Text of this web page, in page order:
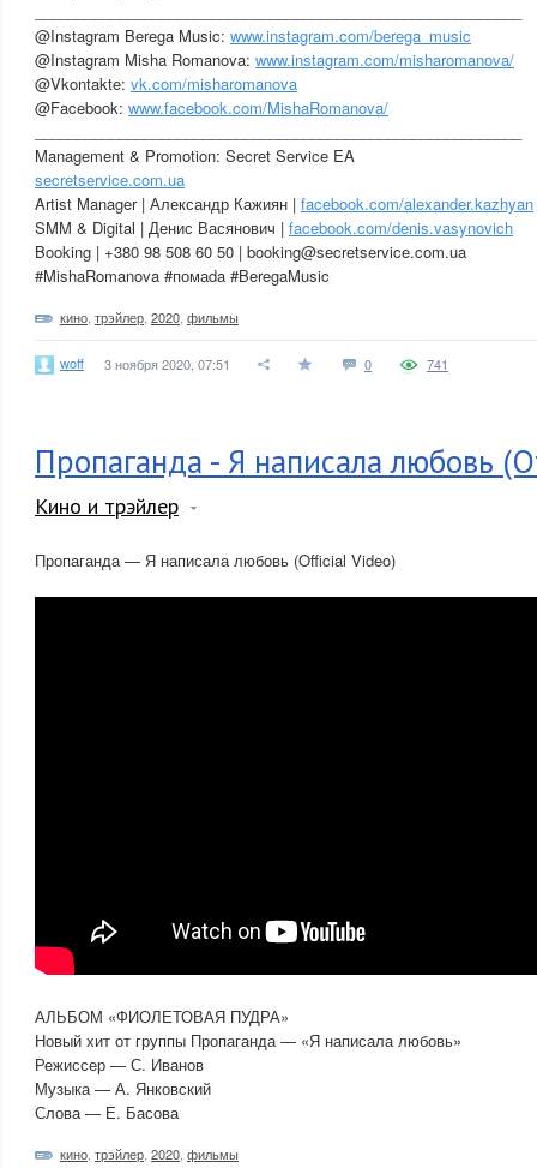
@Instagram Berega Music: www.instagram.com/berega_music
@Instagram Misha Romanova: www.instagram.com/misharomanova/
@Vkontakte: vk.com/misharomanova
@Facebook: www.facebook.com/MishaRomanova/
Management & Promotion: Secret Service EA
secretservice.com.ua
Artist Manager | Александр Кажиян | facebook.com/alexander.kazhyan
SMM & Digital | Денис Васянович | facebook.com/denis.vasynovich
Booking | +380 98 508 60 50 | booking@secretservice.com.ua
#MishaRomanova #помаda #BeregaMusic
кино трэйлер 2020 фильмы
woff 3 ноября 2020, 07:51 0 741
Пропаганда - Я написала любовь
Кино и трэйлер
Пропаганда — Я написала любовь (Official Video)
АЛЬБОМ «ФИОЛЕТОВАЯ ПУДРА»
Новый хит от группы Пропаганда — «Я написала любовь»
Режиссер — С. Иванов
Музыка — А. Янковский
Слова — Е. Басова
кино трэйлер 2020 фильмы